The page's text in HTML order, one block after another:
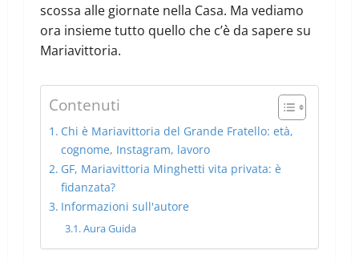
scossa alle giornate nella Casa. Ma vediamo
ora insieme tutto quello che c’è da sapere su
Mariavittoria.
Contenuti
Chi è Mariavittoria del Grande Fratello: età,
cognome, Instagram, lavoro
GF, Mariavittoria Minghetti vita privata: è
fidanzata?
Informazioni sull'autore
Aura Guida